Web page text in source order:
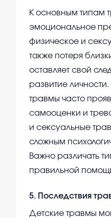
К основным типам
эмоциональное
физическое и
также потеря
оставляет свой
развитие
травмы часто
самооценки и
и сексуальные
сложным
Важно различать
правильной
5. Последствия
Детские травмы